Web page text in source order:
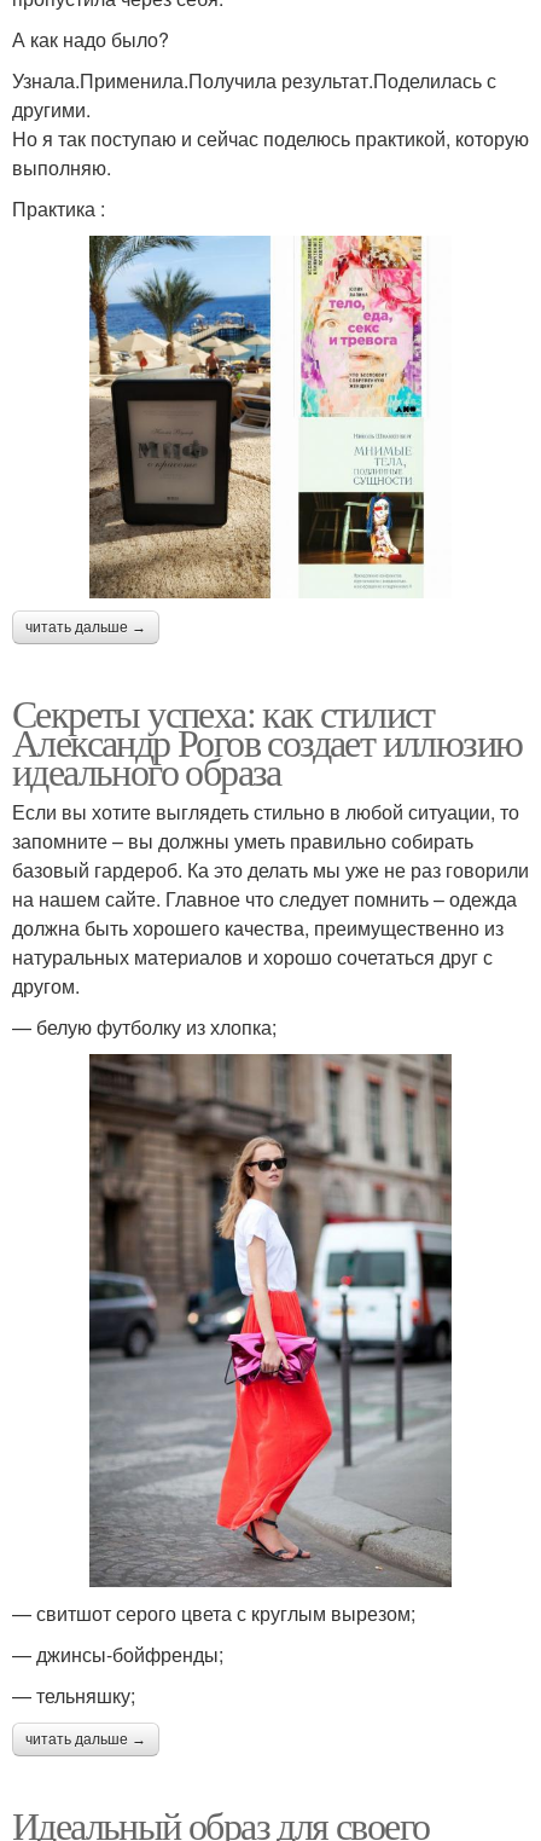
А как надо было?
Узнала.Применила.Получила результат.Поделилась с
другими.
Но я так поступаю и сейчас поделюсь практикой, которую
выполняю.
Практика :
читать дальше →
Секреты успеха: как стилист
Александр Рогов создает иллюзию
идеального образа
Если вы хотите выглядеть стильно в любой ситуации, то
запомните – вы должны уметь правильно собирать
базовый гардероб. Ка это делать мы уже не раз говорили
на нашем сайте. Главное что следует помнить – одежда
должна быть хорошего качества, преимущественно из
натуральных материалов и хорошо сочетаться друг с
другом.
— белую футболку из хлопка;
— свитшот серого цвета с круглым вырезом;
— джинсы-бойфренды;
— тельняшку;
читать дальше →
Идеальный образ для своего